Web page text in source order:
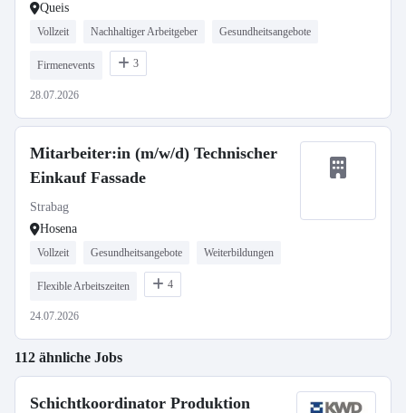
Queis
Vollzeit Nachhaltiger Arbeitgeber Gesundheitsangebote
Firmenevents 3
28.07.2026
Mitarbeiter:in (m/w/d) Technischer
Einkauf Fassade
Strabag
Hosena
Vollzeit Gesundheitsangebote Weiterbildungen
Flexible Arbeitszeiten 4
24.07.2026
112 ähnliche Jobs
Schichtkoordinator Produktion